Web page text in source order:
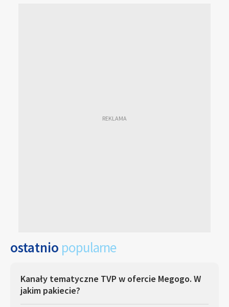
ostatnio popularne
Kanały tematyczne TVP w ofercie Megogo. W
jakim pakiecie?